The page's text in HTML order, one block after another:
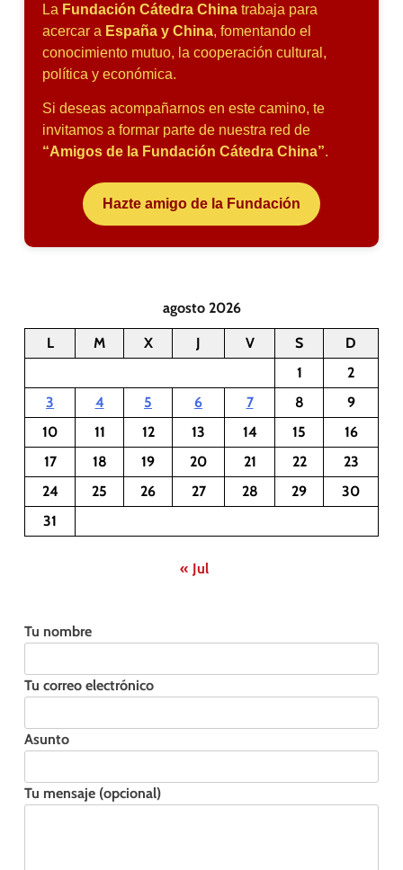
La Fundación Cátedra China trabaja para
acercar a España y China, fomentando el
conocimiento mutuo, la cooperación cultural,
política y económica.
Si deseas acompañarnos en este camino, te
invitamos a formar parte de nuestra red de
“Amigos de la Fundación Cátedra China”.
Hazte amigo de la Fundación
agosto 2026
L M X J V S
D
1
2
3
4 5 6 7 8
9
10
11 12 13 14 15
16
17
18 19 20 21 22
23
24
25 26 27 28 29
30
31
« Jul
Tu nombre
Tu correo electrónico
Asunto
Tu mensaje (opcional)